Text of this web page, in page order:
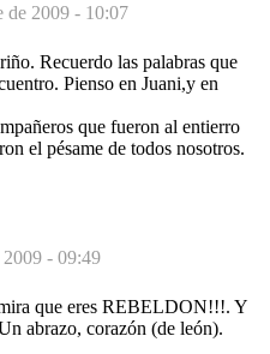
de 2009 - 10:07
Recuerdo las palabras que
Pienso en Juani,y en
que fueron al entierro
el pésame de todos nosotros.
- 09:49
que eres REBELDON!!!. Y
abrazo, corazón (de león).